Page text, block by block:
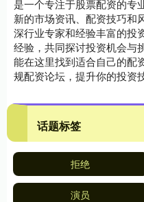
是一个专注于股票配资的专
新的市场资讯、配资技巧和
深行业专家和经验丰富的投
经验，共同探讨投资机会与
能在这里找到适合自己的配
规配资论坛，提升你的投资
话题标签
拒绝
演员